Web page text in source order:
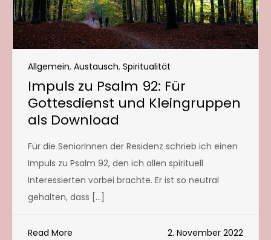
Allgemein, Austausch, Spiritualität
Impuls zu Psalm 92: Für
Gottesdienst und Kleingruppen
als Download
Für die SeniorInnen der Residenz schrieb ich einen
Impuls zu Psalm 92, den ich allen spirituell
Interessierten vorbei brachte. Er ist so neutral
gehalten, dass […]
Read More 2. November 2022